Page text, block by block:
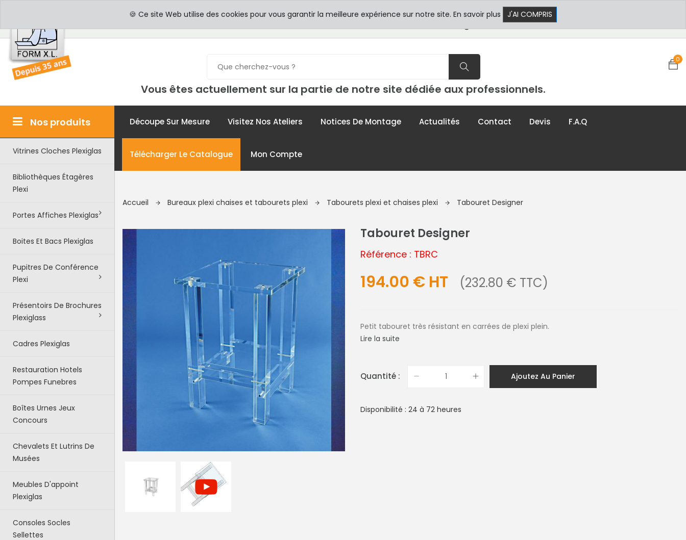
PROFESSIONNELS PARTICULIERS 8h00 - 17h30
+33 3 29 80 78 32
contact@formxl.com
Vous êtes actuellement sur la partie de notre site dédiée aux professionnels.
0
Nos produits
Vitrines Cloches Plexiglas
Bibliothèques Étagères
Plexi
Portes Affiches Plexiglas
Boites Et Bacs Plexiglas
Pupitres De Conférence
Plexi
Présentoirs De Brochures
Plexiglass
Cadres Plexiglas
Restauration Hotels
Pompes Funebres
Boîtes Urnes Jeux
Concours
Chevalets Et Lutrins De
Musées
Meubles D'appoint
Plexiglas
Consoles Socles
Sellettes
Découpe Sur Mesure Visitez Nos Ateliers Notices De Montage Actualités Contact Devis F.A.Q
Télécharger Le Catalogue Mon Compte
Accueil Bureaux plexi chaises et tabourets plexi Tabourets plexi et chaises plexi Tabouret Designer
Tabouret Designer
Référence : TBRC
194.00 € HT (232.80 € TTC)
Petit tabouret très résistant en carrées de plexi plein.
Lire la suite
Quantité : Ajoutez Au Panier
Disponibilité : 24 à 72 heures
🍪 Ce site Web utilise des cookies pour vous garantir la meilleure expérience sur notre site. En savoir plus J'AI COMPRIS